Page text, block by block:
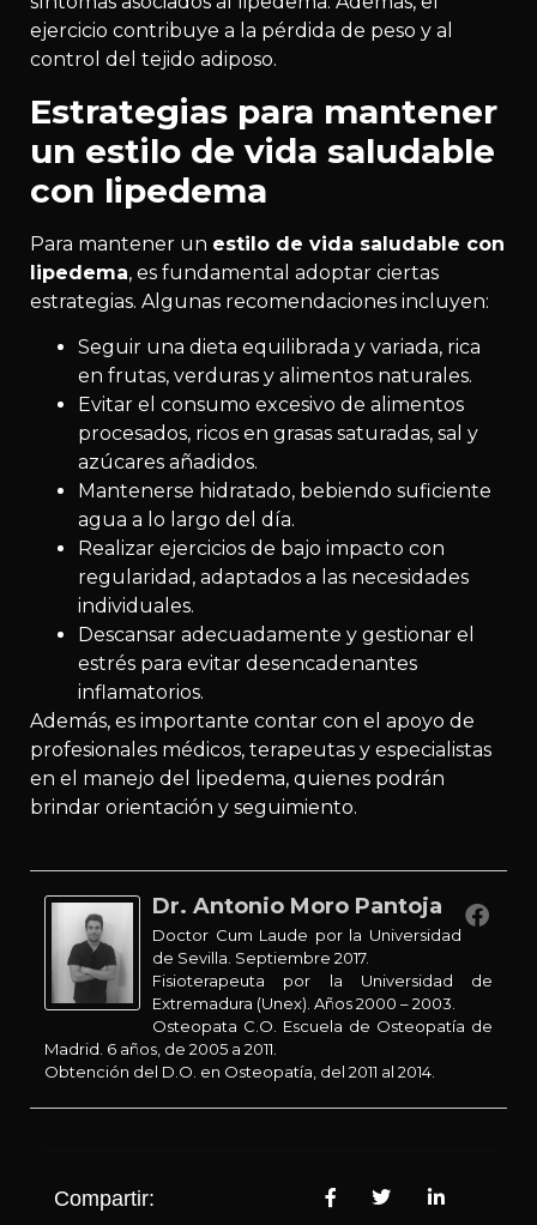
ejercicio contribuye a la pérdida de peso y al
control del tejido adiposo.
Estrategias para mantener
un estilo de vida saludable
con lipedema
Para mantener un estilo de vida saludable con
lipedema, es fundamental adoptar ciertas
estrategias. Algunas recomendaciones incluyen:
Seguir una dieta equilibrada y variada, rica
en frutas, verduras y alimentos naturales.
Evitar el consumo excesivo de alimentos
procesados, ricos en grasas saturadas, sal y
azúcares añadidos.
Mantenerse hidratado, bebiendo suficiente
agua a lo largo del día.
Realizar ejercicios de bajo impacto con
regularidad, adaptados a las necesidades
individuales.
Descansar adecuadamente y gestionar el
estrés para evitar desencadenantes
inflamatorios.
Además, es importante contar con el apoyo de
profesionales médicos, terapeutas y especialistas
en el manejo del lipedema, quienes podrán
brindar orientación y seguimiento.
Dr. Antonio Moro Pantoja
Doctor Cum Laude por la Universidad
de Sevilla. Septiembre 2017.
Fisioterapeuta por la Universidad de
Extremadura (Unex). Años 2000 – 2003.
Osteopata C.O. Escuela de Osteopatía de
Madrid. 6 años, de 2005 a 2011.
Obtención del D.O. en Osteopatía, del 2011 al 2014.
Compartir: